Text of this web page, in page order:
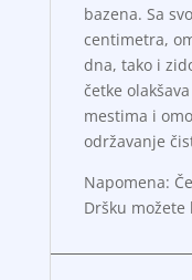
bazena. Sa
centimetra,
dna, tako i
četke
mestima i
održavanje
Napomena:
Dršku